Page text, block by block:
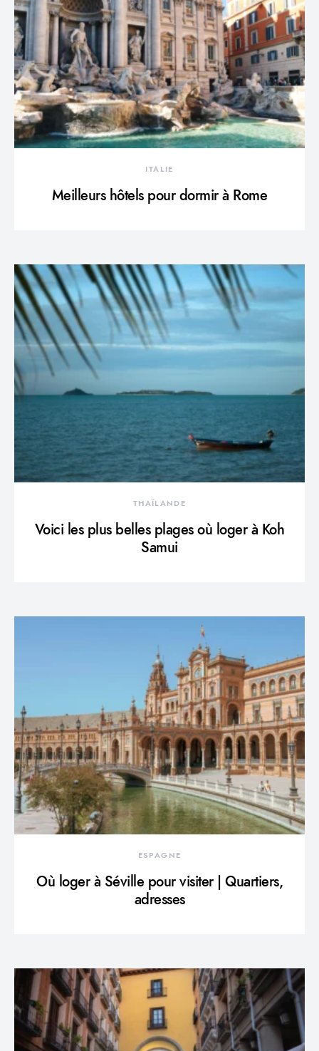
ITALIE
Meilleurs hôtels pour dormir à Rome
THAÏLANDE
Voici les plus belles plages où loger à Koh
Samui
ESPAGNE
Où loger à Séville pour visiter | Quartiers,
adresses